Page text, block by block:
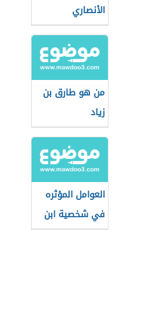
الأنصاري
من هو طارق بن
زياد
العوامل المؤثره
في شخصية ابن
الرومي